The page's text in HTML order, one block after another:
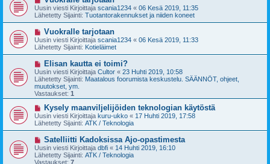
e
s
t
u
s
i
v
e
s
t
Uusin viesti Kirjoittaja scania1234 « 06 Kesä 2019, 11:35
Lähetetty Sijainti: Tuotantorakennukset ja niiden koneet
U
u
s
i
v
e
s
t
i
Vuokralle tarjotaan
Uusin viesti Kirjoittaja scania1234 « 06 Kesä 2019, 11:33
Lähetetty Sijainti: Kotieläimet
U
u
s
i
v
i
e
s
t
i
Elisan kautta ei toimi?
Uusin viesti Kirjoittaja Cultor « 23 Huhti 2019, 10:58
Lähetetty Sijainti: Maatalous foorumista keskustelu. SÄÄNNÖT, ohjeet,
muutokset, ym.
Vastaukset: 1
U
u
s
i
v
e
s
Kysely maanviljelijöiden teknologian käytöstä
Uusin viesti Kirjoittaja kuru-ukko « 17 Huhti 2019, 17:58
Lähetetty Sijainti: ATK / Teknologia
U
u
s
i
Satelliitti Kadoksissa Ajo-opastimesta
Uusin viesti Kirjoittaja dbfi « 14 Huhti 2019, 16:10
Lähetetty Sijainti: ATK / Teknologia
Vastaukset: 7